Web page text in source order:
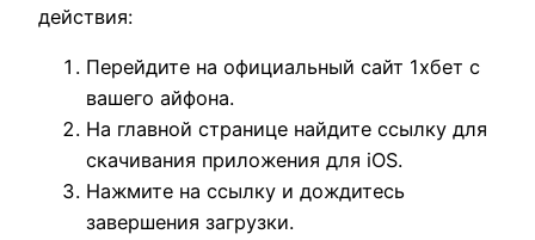
действия:
Перейдите на официальный сайт 1хбет с
вашего айфона.
На главной странице найдите ссылку для
скачивания приложения для iOS.
Нажмите на ссылку и дождитесь
завершения загрузки.